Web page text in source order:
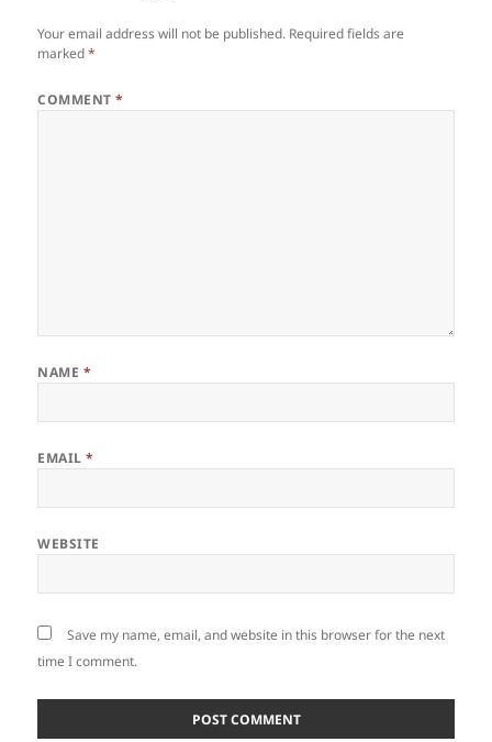
Your email address will not be published. Required fields are
marked*
COMMENT*
NAME *
EMAIL*
WEBSITE
Save my name, email, and website in this browser for the next
time I comment.